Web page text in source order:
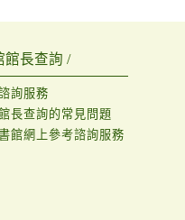
館長查詢 /
詢服務
長查詢的常見問題
館網上參考諮詢服務